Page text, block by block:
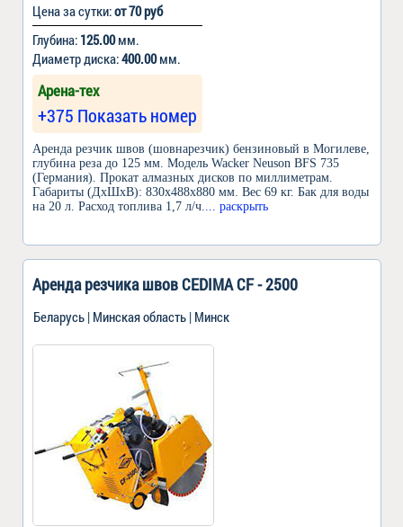
Цена за сутки:от 70 руб
Глубина: 125.00мм.
Диаметр диска:400.00мм.
Арена-тех
+375 Показать номер
Аренда резчик швов (шовнарезчик) бензиновый в Могилеве,
глубина реза до 125 мм. Модель Wacker Neuson BFS 735
(Германия). Прокат алмазных дисков по миллиметрам.
Габариты (ДxШxВ): 830x488x880 мм. Вес 69 кг. Бак для воды
на 20 л. Расход топлива 1,7 л/ч.
... раскрыть
Аренда резчика швов CEDIMA CF - 2500
Беларусь | Минская область | Минск